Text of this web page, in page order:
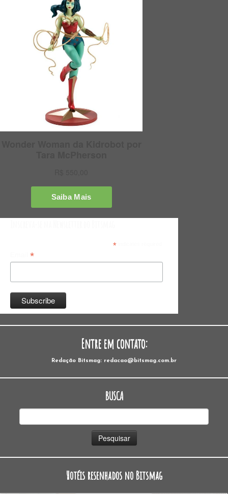
*indicates required
*
Entre em contato:
Redação Bitsmag: redacao@bitsmag.com.br
BUSCA
Hotéis resenhados no Bitsmag